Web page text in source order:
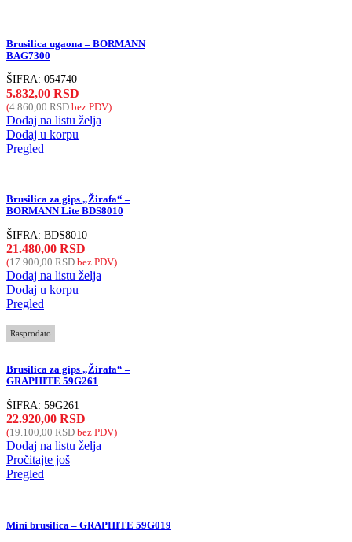
Brusilica ugaona – BORMANN
BAG7300
ŠIFRA: 054740
5.832,00 RSD
(4.860,00 RSD bez PDV)
Dodaj na listu želja
Dodaj u korpu
Pregled
Brusilica za gips „Žirafa“ –
BORMANN Lite BDS8010
ŠIFRA: BDS8010
21.480,00 RSD
(17.900,00 RSD bez PDV)
Dodaj na listu želja
Dodaj u korpu
Pregled
Rasprodato
Brusilica za gips „Žirafa“ –
GRAPHITE 59G261
ŠIFRA: 59G261
22.920,00 RSD
(19.100,00 RSD bez PDV)
Dodaj na listu želja
Pročitajte još
Pregled
Mini brusilica – GRAPHITE 59G019